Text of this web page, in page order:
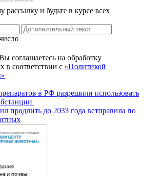
и будьте в курсе всех
соглашаетесь на обработку
в соответствии с «Политикой
в РФ разрешили использовать
продлить до 2033 года ветправила по